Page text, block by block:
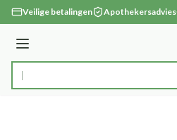
Ga naar de inhoud
Veilige betalingen Apothekersadvies
Menu
Product, merk, categorie...